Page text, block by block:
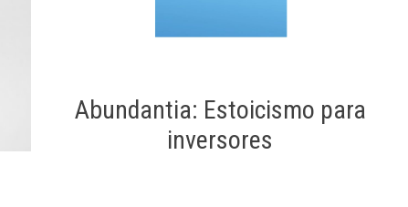
Abundantia: Estoicismo para
inversores